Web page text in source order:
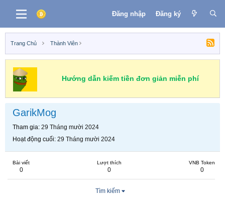
Đăng nhập Đăng ký
Trang Chủ Thành Viên
Hướng dẫn kiếm tiền đơn giản miễn phí
GarikMog
Tham gia 29 Tháng mười 2024
Hoạt động cuối 29 Tháng mười 2024
Bài viết
0
Lượt thích
0
VNB Token
0
Tìm kiếm